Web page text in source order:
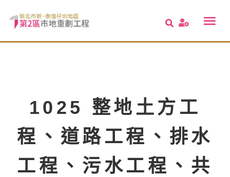
1025 整地土方工
程、道路工程、排水
工程、污水工程、共